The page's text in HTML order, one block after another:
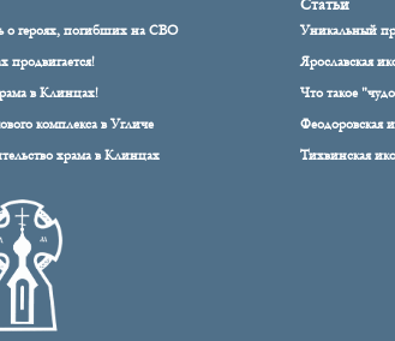
о героях, погибших на СВО
продвигается!
в Клинцах!
комплекса в Угличе
храма в Клинцах
Статьи
Уникальный
Ярославская
Что такое
Феодоровская
Тихвинская